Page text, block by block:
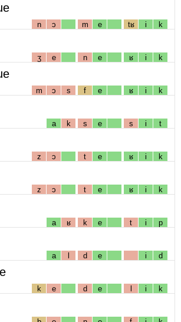
n ɔ m e tʁ i k
ʒ e n e ʁ i k
m ɔ s f e ʁ i k
a k s e s i t
z ɔ t e ʁ i k
z ɔ t e ʁ i k
a ʁ k e t i p
a l d e i d
k e d e l i k